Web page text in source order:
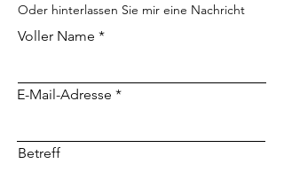
Oder hinterlassen Sie mir eine Nachricht
Voller Name
E-Mail-Adresse
Betreff